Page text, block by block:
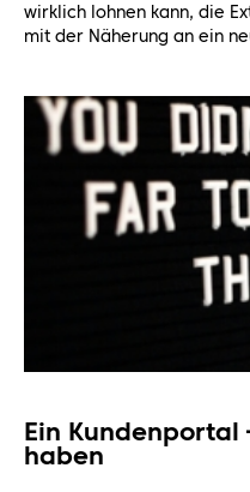
wirklich lohnen kann, die
mit der Näherung an ein
Ein
haben